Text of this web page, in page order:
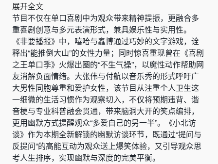
展开全文
节目不仅在单口喜剧中为观众带来精神提振，更融合多
重喜剧创意与多元表演形式，兼具娱乐性与实用性。
《非要播报》中，嘻哈与鑫博通过巧妙的文字游戏，诠
释出“能推倒大山”的女性力量；同时惊喜重现曾在《喜剧
之王单口季》火爆出圈的“不生气操”，以魔性动作帮助网
友消解负面情绪。大张伟与付航以音乐秀的形式呼吁广
大男性同胞尊重和爱护女性，该节目从注重个人卫生这
一细微的生活习惯作为观察切入，不仅将预期违背、谐
音梗与专业科普融会贯通，带来脑洞大开的笑点编排，
更用幽默方式提醒观众“多爱自己的另一半”。《小北访
谈》作为本期全新解锁的幽默访谈环节，既通过“提问与
反提问”的高能互动为观众送上爆笑体验，又引导观众思
考人生排序，实现幽默与深度的完美平衡。